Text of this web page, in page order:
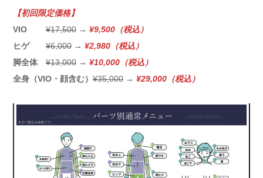
【初回限定価格】
VIO
¥17,500 → ¥9,500（税込）
ヒゲ
¥6,000 → ¥2,980（税込）
脚全体
¥13,000 → ¥10,000（税込）
全身（VIO・顔含む） ¥35,000 → ¥29,000（税込）